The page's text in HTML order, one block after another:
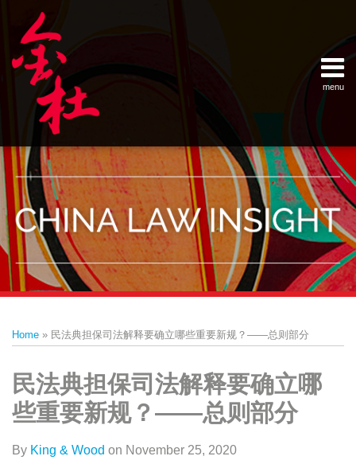
content
menu
Home
- 关于
金杜
Services
- 专业领
域
Contact
- 联系
我们
English
Example Link
China Banking Regulatory
China Insurance Regulatory
China Securities Regulatory
General Administration of Customs
Ministry of Commerce
National Development and Reform
Pacific Rim Advisory Council
State Administration for Industry &
State Administration of Foreign
Supreme People’s Court
World Law Group
RSS
LinkedIn
Weibo
Home » 民法典担保司法解释要确立哪些重要新规？——总则部分
民法典担保司法解释要确立哪
些重要新规？——总则部分
By King & Wood on November 25, 2020
this
post
this
post
this
post
this
post
on
LinkedIn